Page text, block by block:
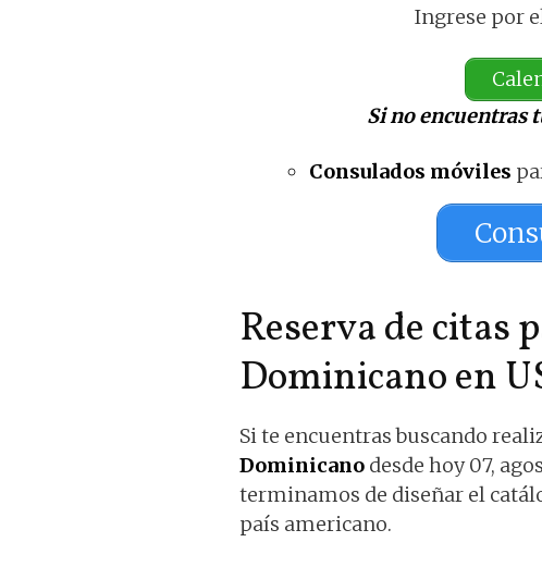
Ingrese por
Si no encuentras
Consulados móviles
Reserva de citas
Dominicano en
Si te encuentras buscando
Dominicano desde hoy 07,
terminamos de diseñar el
país americano.